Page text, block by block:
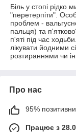
Біль у стопі рідко
"перетерпіти".
проблем -
пальця) та
п'яті під час
лікувати йодними
розтираннями чи
Про нас
95%
Працює з